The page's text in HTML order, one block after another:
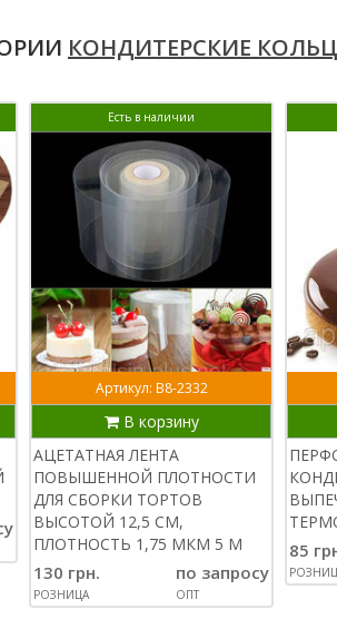
КОНДИТЕРСКИЕ
Есть в наличии
Артикул: В8-2332
В корзину
АЦЕТАТНАЯ ЛЕНТА
ПОВЫШЕННОЙ ПЛОТНОСТИ
ДЛЯ СБОРКИ ТОРТОВ
ВЫСОТОЙ 12,5 СМ,
ПЛОТНОСТЬ 1,75 МКМ 5 М
130 грн.
РОЗНИЦА
по запросу
ОПТ
85